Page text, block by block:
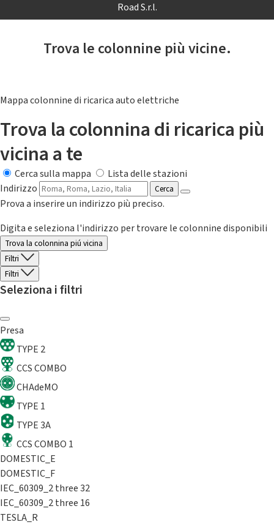
Road S.r.l.
Trova le colonnine più vicine.
Mappa colonnine di ricarica auto elettriche
Trova la colonnina di ricarica più
vicina a te
Cerca sulla mappa
Lista delle stazioni
Indirizzo
Cerca
Prova a inserire un indirizzo più preciso.
Digita e seleziona l'indirizzo per trovare le colonnine disponibili
Trova la colonnina piú vicina
Filtri
Filtri
Seleziona i filtri
Presa
TYPE 2
CCS COMBO
CHAdeMO
TYPE 1
TYPE 3A
CCS COMBO 1
DOMESTIC_E
DOMESTIC_F
IEC_60309_2 three 32
IEC_60309_2 three 16
TESLA_R